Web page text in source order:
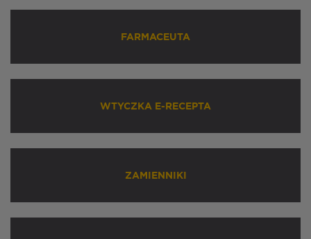
FARMACEUTA
WTYCZKA E-RECEPTA
ZAMIENNIKI